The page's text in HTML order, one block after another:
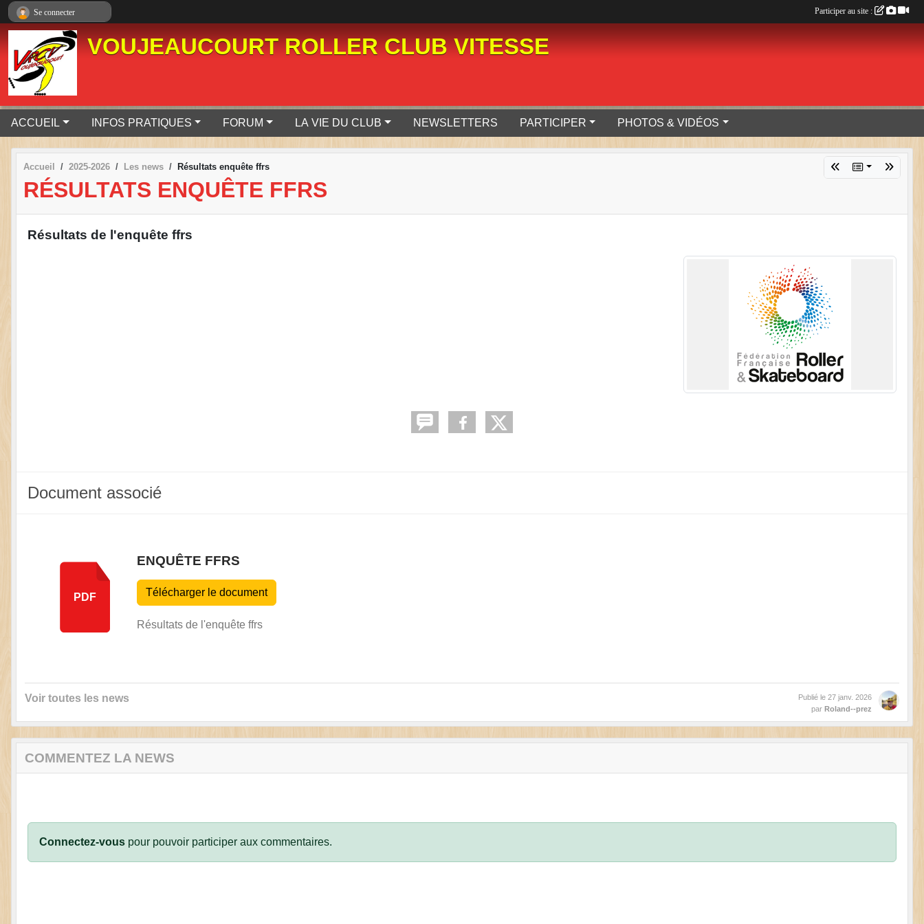
VOUJEAUCOURT ROLLER CLUB VITESSE
ACCUEIL INFOS PRATIQUES FORUM LA VIE DU CLUB NEWSLETTERS PARTICIPER PHOTOS & VIDÉOS
Accueil 2025-2026 Les news Résultats enquête ffrs
RÉSULTATS ENQUÊTE FFRS
Résultats de l'enquête ffrs
Document associé
PDF
ENQUÊTE FFRS
Télécharger le document
Résultats de l'enquête ffrs
Voir toutes les news Publié le 27 janv. 2026
par Roland--prez
COMMENTEZ LA NEWS
Connectez-vous pour pouvoir participer aux commentaires.
Se connecter Participer au site :
Panneau de gestion des cookies